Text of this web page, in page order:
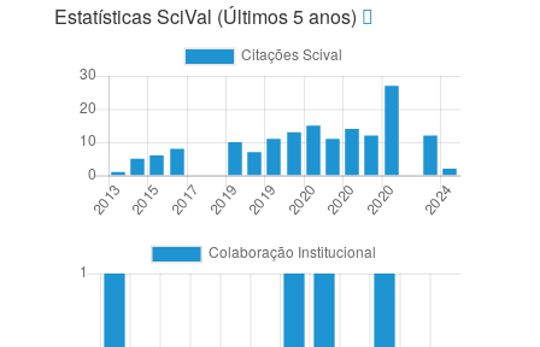
Estatísticas SciVal (Últimos 5 anos)